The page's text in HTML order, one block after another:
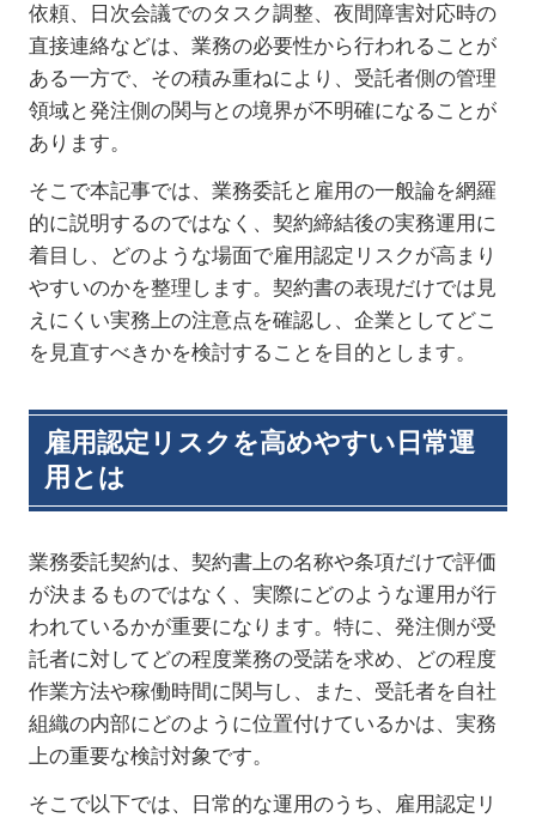
依頼、日次会議でのタスク調整、夜間障害対応時の
直接連絡などは、業務の必要性から行われることが
ある一方で、その積み重ねにより、受託者側の管理
領域と発注側の関与との境界が不明確になることが
あります。
そこで本記事では、業務委託と雇用の一般論を網羅
的に説明するのではなく、契約締結後の実務運用に
着目し、どのような場面で雇用認定リスクが高まり
やすいのかを整理します。契約書の表現だけでは見
えにくい実務上の注意点を確認し、企業としてどこ
を見直すべきかを検討することを目的とします。
雇用認定リスクを高めやすい日常運
用とは
業務委託契約は、契約書上の名称や条項だけで評価
が決まるものではなく、実際にどのような運用が行
われているかが重要になります。特に、発注側が受
託者に対してどの程度業務の受諾を求め、どの程度
作業方法や稼働時間に関与し、また、受託者を自社
組織の内部にどのように位置付けているかは、実務
上の重要な検討対象です。
そこで以下では、日常的な運用のうち、雇用認定リ